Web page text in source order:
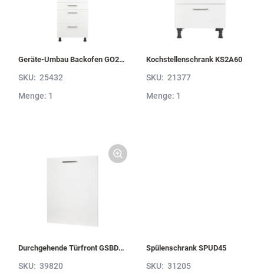
Geräte-Umbau Backofen GO2S2A
SKU: 25432
Menge: 1
Kochstellenschrank KS2A60
SKU: 21377
Menge: 1
Durchgehende Türfront GSBD45-I
SKU: 39820
Spülenschrank SPUD45
SKU: 31205